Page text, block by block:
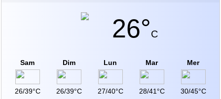
26°C
Sam
26/39°C
Dim
26/39°C
Lun
27/40°C
Mar
28/41°C
Mer
30/45°C